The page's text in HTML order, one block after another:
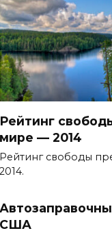
Рейтинг
мире — 2014
Рейтинг свободы
2014.
США